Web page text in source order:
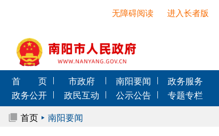
进入长者版
无障碍阅读
首 页 市政府 南阳要闻
政务服务
政务公开
政民互动 公示公告
专题专栏
首页
南阳要闻